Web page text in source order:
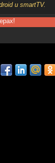
и smartTV.